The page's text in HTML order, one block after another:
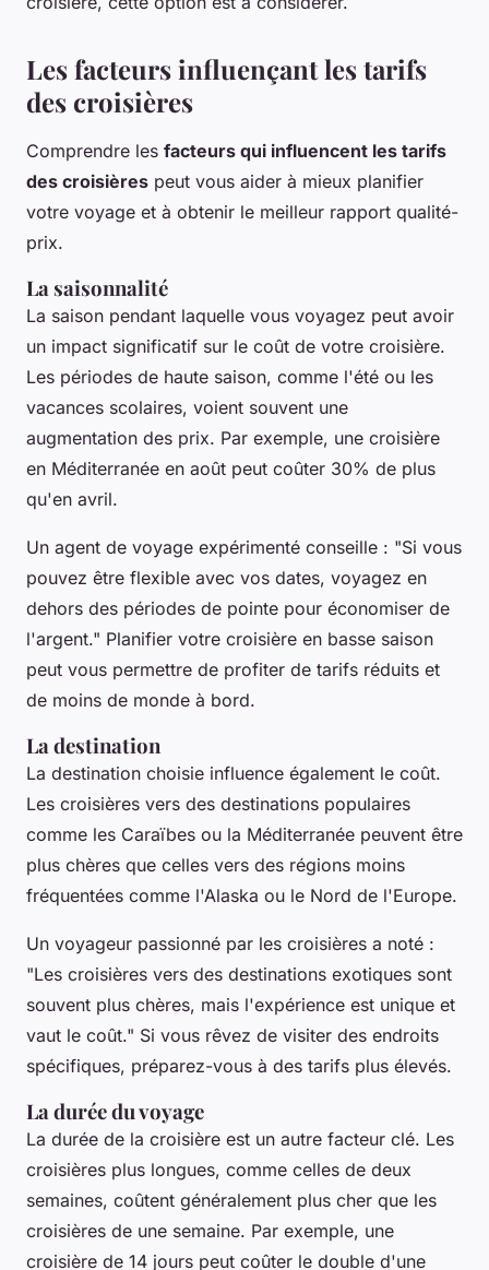
Les facteurs influençant les tarifs
des croisières
Comprendre les facteurs qui influencent les tarifs
des croisières peut vous aider à mieux planifier
votre voyage et à obtenir le meilleur rapport qualité-
prix.
La saisonnalité
La saison pendant laquelle vous voyagez peut avoir
un impact significatif sur le coût de votre croisière.
Les périodes de haute saison, comme l'été ou les
vacances scolaires, voient souvent une
augmentation des prix. Par exemple, une croisière
en Méditerranée en août peut coûter 30% de plus
qu'en avril.
Un agent de voyage expérimenté conseille : "Si vous
pouvez être flexible avec vos dates, voyagez en
dehors des périodes de pointe pour économiser de
l'argent." Planifier votre croisière en basse saison
peut vous permettre de profiter de tarifs réduits et
de moins de monde à bord.
La destination
La destination choisie influence également le coût.
Les croisières vers des destinations populaires
comme les Caraïbes ou la Méditerranée peuvent être
plus chères que celles vers des régions moins
fréquentées comme l'Alaska ou le Nord de l'Europe.
Un voyageur passionné par les croisières a noté :
"Les croisières vers des destinations exotiques sont
souvent plus chères, mais l'expérience est unique et
vaut le coût." Si vous rêvez de visiter des endroits
spécifiques, préparez-vous à des tarifs plus élevés.
La durée du voyage
La durée de la croisière est un autre facteur clé. Les
croisières plus longues, comme celles de deux
semaines, coûtent généralement plus cher que les
croisières de une semaine. Par exemple, une
croisière de 14 jours peut coûter le double d'une